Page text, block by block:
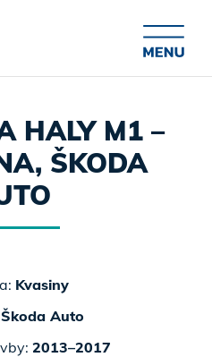
HALY M1 –
ŠKODA
Kvasiny
Škoda Auto
2013–2017